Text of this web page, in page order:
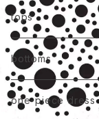
tops
bottoms
one-piece dress